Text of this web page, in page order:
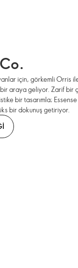
için, görkemli Orris
araya geliyor. Zarif bir
bir tasarımla;
bir dokunuş getiriyor.